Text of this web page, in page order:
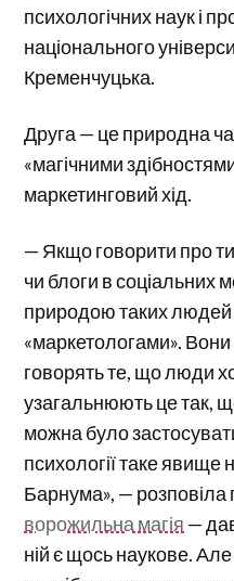
психологічних наук і
національного
Кременчуцька.
Друга — це природна
«магічними
маркетинговий хід.
— Якщо говорити про
чи блоги в соціальних
природою таких
«маркетологами».
говорять те, що люди
узагальнюють це так,
можна було
психології таке
Барнума», —
ворожильна магія —
ній є щось наукове.